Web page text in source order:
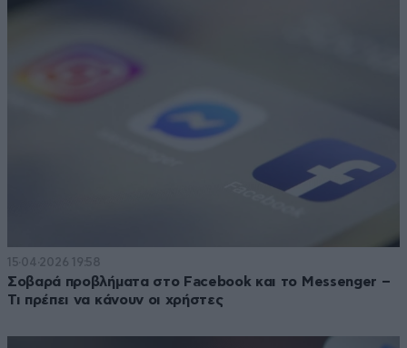
15·04·2026 19:58
Σοβαρά προβλήματα στο Facebook και το Messenger –
Τι πρέπει να κάνουν οι χρήστες